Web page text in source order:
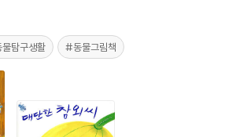
탐구생활 #동물그림책